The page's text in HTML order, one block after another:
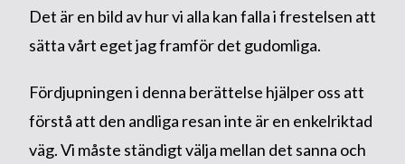
Det är en bild av hur vi alla kan falla i frestelsen att
sätta vårt eget jag framför det gudomliga.
Fördjupningen i denna berättelse hjälper oss att
förstå att den andliga resan inte är en enkelriktad
väg. Vi måste ständigt välja mellan det sanna och